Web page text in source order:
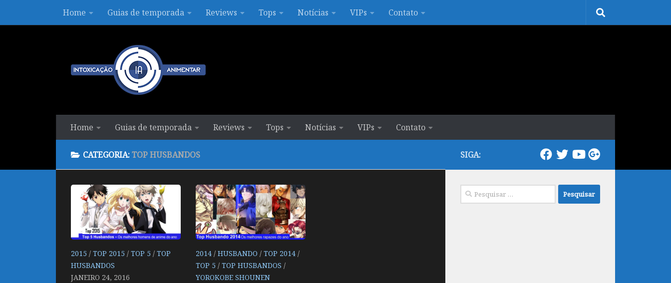
Skip to contentHome Guias de temporada Reviews Tops Notícias VIPs Contato
Home Guias de temporada Reviews Tops Notícias VIPs Contato
CATEGORIA:TOP HUSBANDOS
2015 / TOP 2015 / TOP 5 / TOP
HUSBANDOS
JANEIRO 24, 2016
2014/ HUSBANDO / TOP 2014/
TOP 5 / TOP HUSBANDOS /
YOROKOBE SHOUNEN
SIGA:
Pesquisar
por: